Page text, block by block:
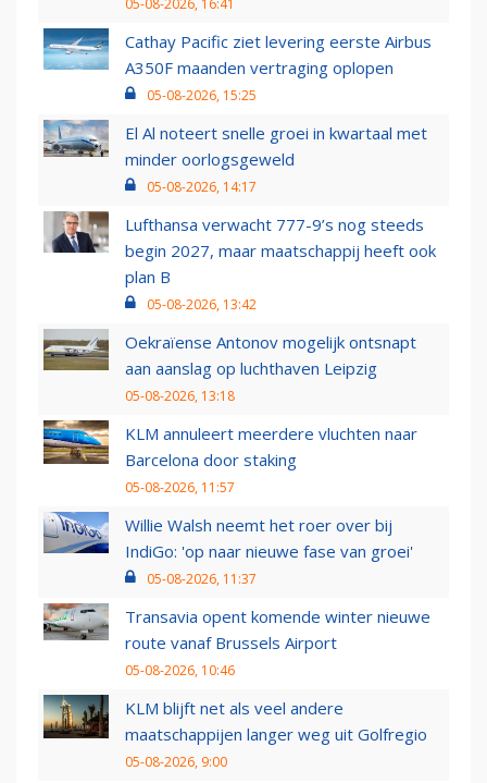
05-08-2026, 16:41
Cathay Pacific ziet levering eerste Airbus
A350F maanden vertraging oplopen
05-08-2026, 15:25
El Al noteert snelle groei in kwartaal met
minder oorlogsgeweld
05-08-2026, 14:17
Lufthansa verwacht 777-9’s nog steeds
begin 2027, maar maatschappij heeft ook
plan B
05-08-2026, 13:42
Oekraïense Antonov mogelijk ontsnapt
aan aanslag op luchthaven Leipzig
05-08-2026, 13:18
KLM annuleert meerdere vluchten naar
Barcelona door staking
05-08-2026, 11:57
Willie Walsh neemt het roer over bij
IndiGo: 'op naar nieuwe fase van groei'
05-08-2026, 11:37
Transavia opent komende winter nieuwe
route vanaf Brussels Airport
05-08-2026, 10:46
KLM blijft net als veel andere
maatschappijen langer weg uit Golfregio
05-08-2026, 9:00